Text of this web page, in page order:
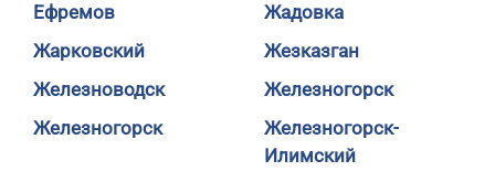
Ефремов
Жадовка
Жарковский
Жезказган
Железноводск
Железногорск
Железногорск
Железногорск-
Илимский